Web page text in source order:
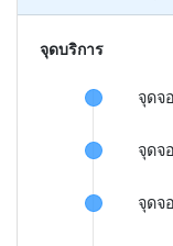
จุดบริการ
จุดจ
จุดจ
จุดจ